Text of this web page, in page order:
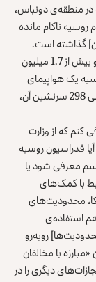
منطقه‌ی دونباس،
ناکام مانده
گذاشته است.
بیش از 10 هزار اوکراینی در این درگیری‌ها جان داده‌اند و بیش از 1.7 میلیون
پروکسی‌های روسیه یک هواپیمای
غیرنظامی را سقوط دادند که منجر به کشته‌شدن تمامی 298 سرنشین آن،
که از وزارت
کند که آیا فدراسیون روسیه
معرفی شود یا
با کمک‌های
محدودیت‌های
استفاده‌ی
روبه‌رو
با مخالفان
دیگری را در